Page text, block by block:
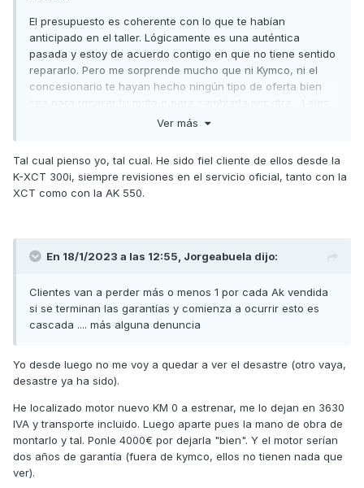
El presupuesto es coherente con lo que te habían
anticipado en el taller. Lógicamente es una auténtica
pasada y estoy de acuerdo contigo en que no tiene sentido
repararlo. Pero me sorprende mucho que ni Kymco, ni el
concesionario te hayan hecho ningún tipo de oferta bien
sea para reparar tu moto o para cambiarla por otra... Lejos
de hacer "caja" están extendiendo una alfombra roja para
En este tipo de reparaciones no se gana dinero, se ganan
en los mantenimientos, accesorios o motos que vendan
pero sí se pierden clientes.
Ver más
Tal cual pienso yo, tal cual. He sido fiel cliente de ellos desde la
K-XCT 300i, siempre revisiones en el servicio oficial, tanto con la
XCT como con la AK 550.
En 18/1/2023 a las 12:55, Jorgeabuela dijo:
Clientes van a perder más o menos 1 por cada Ak vendida
si se terminan las garantías y comienza a ocurrir esto es
cascada .... más alguna denuncia
Yo desde luego no me voy a quedar a ver el desastre (otro vaya,
desastre ya ha sido).
He localizado motor nuevo KM 0 a estrenar, me lo dejan en 3630
IVA y transporte incluido. Luego aparte pues la mano de obra de
montarlo y tal. Ponle 4000€ por dejarla "bien". Y el motor serían
dos años de garantía (fuera de kymco, ellos no tienen nada que
ver).